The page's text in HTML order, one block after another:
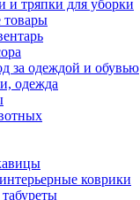
и тряпки для уборки
товары
за одеждой и обувью
одежда
коврики